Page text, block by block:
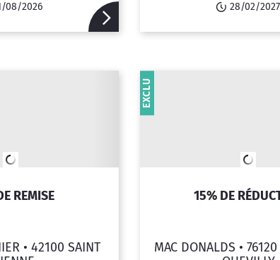
08/2026 28/02/2027
REMISE
• 42100 SAINT
15% DE
MAC DONALDS •
EXCLU